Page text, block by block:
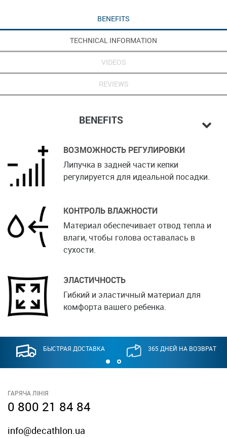
BENEFITS
TECHNICAL INFORMATION
VIDEOS
REVIEWS
BENEFITS
ВОЗМОЖНОСТЬ РЕГУЛИРОВКИ
Липучка в задней части кепки
регулируется для идеальной посадки.
КОНТРОЛЬ ВЛАЖНОСТИ
Материал обеспечивает отвод тепла и
влаги, чтобы голова оставалась в
сухости.
ЭЛАСТИЧНОСТЬ
Гибкий и эластичный материал для
комфорта вашего ребенка.
БЫСТРАЯ ДОСТАВКА 365 ДНЕЙ НА ВОЗВРАТ
ГАРЯЧА ЛІНІЯ
0 800 21 84 84
info@decathlon.ua